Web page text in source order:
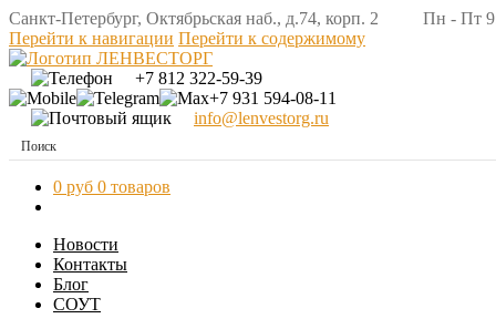
Санкт-Петербург, Октябрьская наб., д.74, корп. 2 Пн - Пт
Перейти к навигации Перейти к содержимому
+7 812 322-59-39
+7 931 594-08-11
info@lenvestorg.ru
0 руб 0 товаров
Новости
Контакты
Блог
СОУТ